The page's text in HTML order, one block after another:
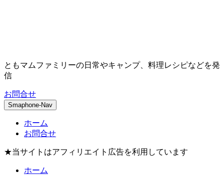
ともマムファミリーの日常やキャンプ、料理レシピなどを発
信
お問合せ
Smaphone-Nav
ホーム
お問合せ
★当サイトはアフィリエイト広告を利用しています
ホーム